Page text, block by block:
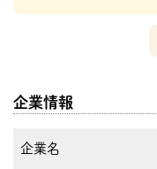
企業情報
企業名